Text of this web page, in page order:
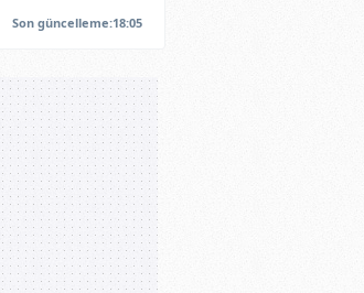
Son güncelleme:18:05